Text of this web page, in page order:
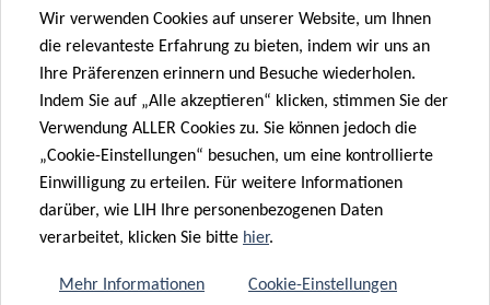
Mit dem Absenden Ihrer Nachricht erklären Sie
Datenschutzrichtlinie.
Wir verwenden Cookies auf unserer Website, um Ihnen
die relevanteste Erfahrung zu bieten, indem wir uns an
Ihre Präferenzen erinnern und Besuche wiederholen.
Indem Sie auf „Alle akzeptieren“ klicken, stimmen Sie der
Verwendung ALLER Cookies zu. Sie können jedoch die
„Cookie-Einstellungen“ besuchen, um eine kontrollierte
Einwilligung zu erteilen. Für weitere Informationen
darüber, wie LIH Ihre personenbezogenen Daten
verarbeitet, klicken Sie bitte hier.
Mehr Informationen Cookie-Einstellungen